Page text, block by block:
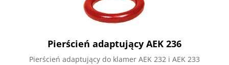
Pierścień adaptujący AEK 236
Pierścień adaptujący do klamer AEK 232 i AEK 233